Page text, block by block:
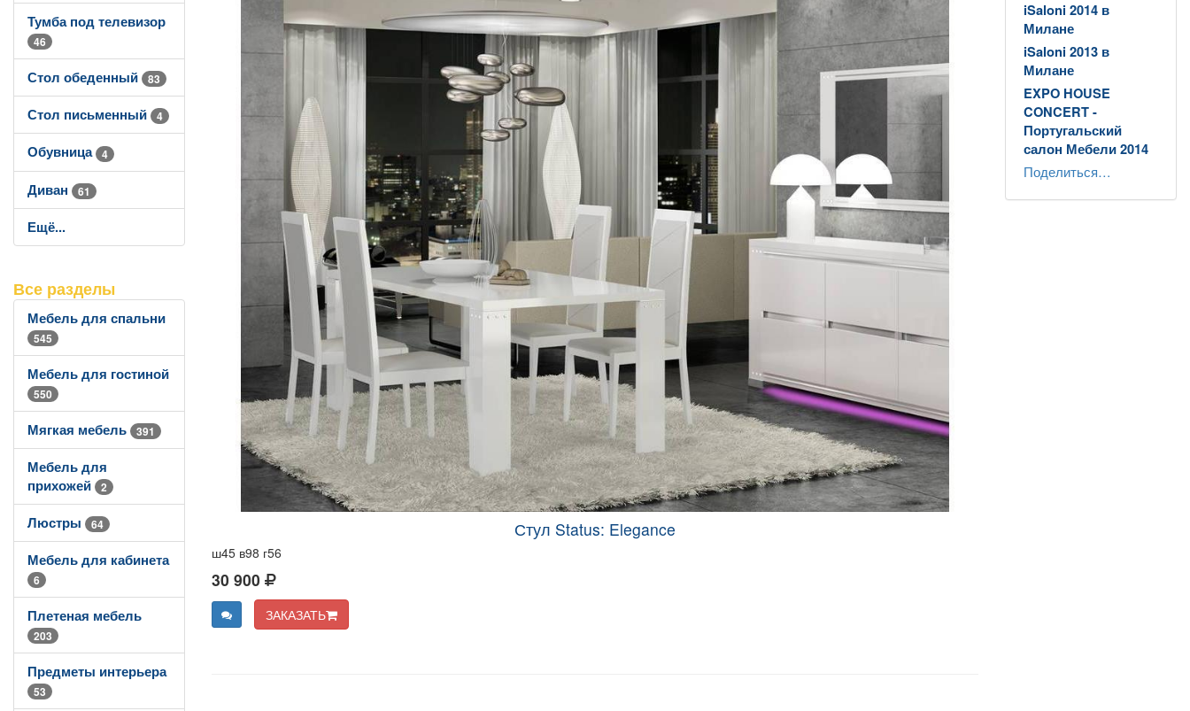
Тумба под телевизор
46
Стол обеденный 83
Стол письменный 4
Обувница 4
Диван 61
Ещё...
Все разделы
Мебель для спальни
545
Мебель для гостиной
550
Мягкая мебель 391
Мебель для
прихожей
2
Люстры 64
Мебель для кабинета
6
Плетеная мебель
203
Предметы интерьера
53
Стул Status: Elegance
ш45 в98 г56
30 900
ЗАКАЗАТЬ
iSaloni 2014 в
Милане
iSaloni 2013 в
Милане
EXPO HOUSE
CONCERT -
Португальский
салон Мебели 2014
Поделиться…